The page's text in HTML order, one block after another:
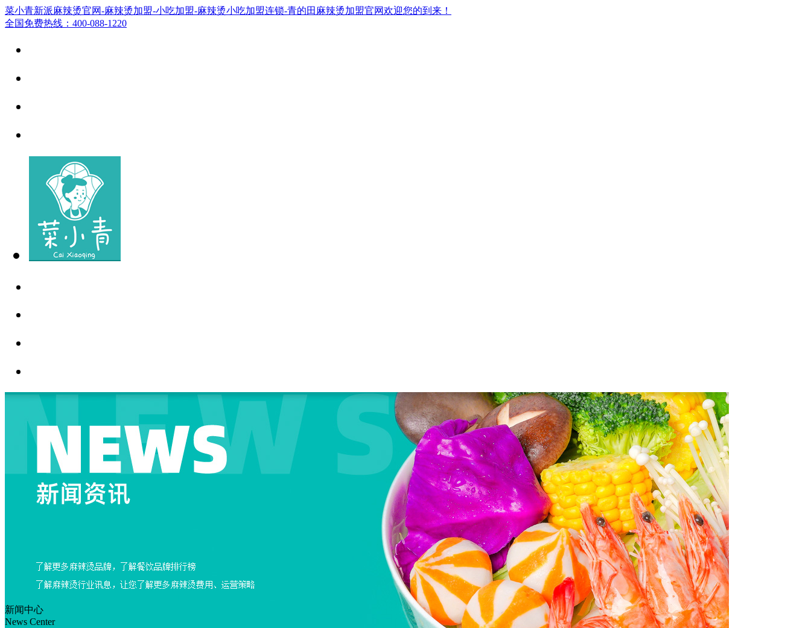
菜小青新派麻辣烫官网-麻辣烫加盟-小吃加盟-麻辣烫小吃加盟连锁-青的田麻辣烫加盟官网欢迎您的到来！
全国免费热线：400-088-1220
新闻中心
News Center